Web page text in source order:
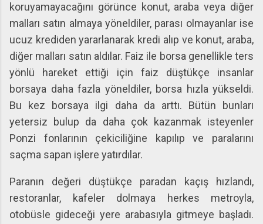
koruyamayacağını görünce konut, araba veya diğer
malları satın almaya yöneldiler, parası olmayanlar ise
ucuz krediden yararlanarak kredi alıp ve konut, araba,
diğer malları satın aldılar. Faiz ile borsa genellikle ters
yönlü hareket ettiği için faiz düştükçe insanlar
borsaya daha fazla yöneldiler, borsa hızla yükseldi.
Bu kez borsaya ilgi daha da arttı. Bütün bunları
yetersiz bulup da daha çok kazanmak isteyenler
Ponzi fonlarının çekiciliğine kapılıp ve paralarını
saçma sapan işlere yatırdılar.
Paranın değeri düştükçe paradan kaçış hızlandı,
restoranlar, kafeler dolmaya herkes metroyla,
otobüsle gideceği yere arabasıyla gitmeye başladı.